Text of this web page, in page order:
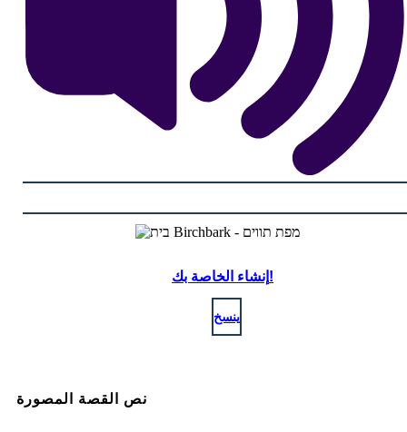
إنشاء الخاصة بك!
ينسخ
نص القصة المصورة